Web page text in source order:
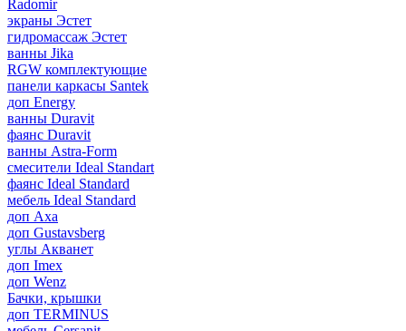
Radomir
экраны Эстет
гидромассаж Эстет
ванны Jika
RGW комплектующие
панели каркасы Santek
доп Energy
ванны Duravit
фаянс Duravit
ванны Astra-Form
смесители Ideal Standart
фаянс Ideal Standard
мебель Ideal Standard
доп Axa
доп Gustavsberg
углы Акванет
доп Imex
доп Wenz
Бачки, крышки
доп TERMINUS